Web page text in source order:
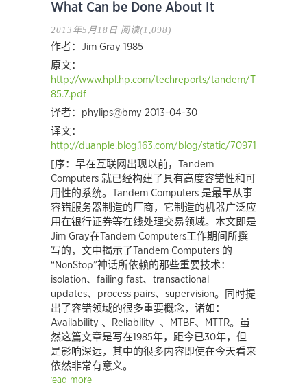
What Can be Done About It
2013年5月18日 阅读(1,098)
作者：Jim Gray 1985
原文：
http://www.hpl.hp.com/techreports/tandem/TR-
85.7.pdf
译者：phylips@bmy 2013-04-30
译文：
http://duanple.blog.163.com/blog/static/
[序：早在互联网出现以前，Tandem
Computers 就已经构建了具有高度容错性和可
用性的系统。Tandem Computers 是最早从事
容错服务器制造的厂商，它制造的机器广泛应
用在银行证券等在线处理交易领域。本文即是
Jim Gray在Tandem Computers工作期间所撰
写的，文中揭示了Tandem Computers 的
“NonStop”神话所依赖的那些重要技术：
isolation、failing fast、transactional
updates、process pairs、supervision。同时提
出了容错领域的很多重要概念，诸如：
Availability 、Reliability 、MTBF、MTTR。虽
然这篇文章是写在1985年，距今已30年，但
是影响深远，其中的很多内容即使在今天看来
依然非常有意义。
read more